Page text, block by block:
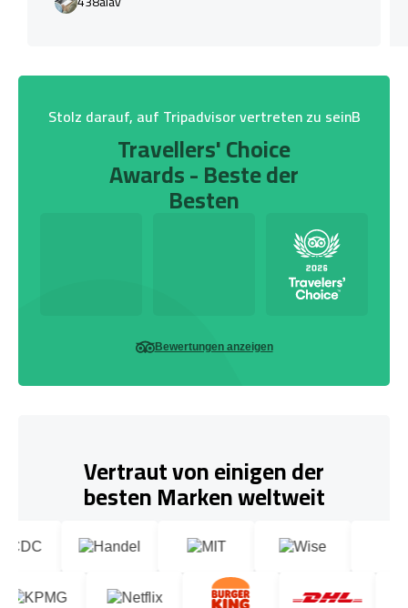
Stolz darauf, auf Tripadvisor vertreten zu seinB
Travellers' Choice
Awards - Beste der
Besten
Bewertungen anzeigen
Vertraut von einigen der
besten Marken weltweit